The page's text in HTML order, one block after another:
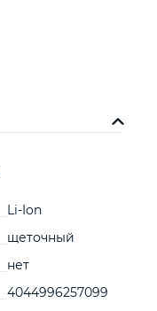
Li-Ion
щеточный
нет
4044996257099